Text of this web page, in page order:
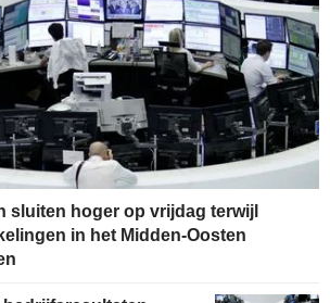
sluiten hoger op vrijdag terwijl
in het Midden-Oosten